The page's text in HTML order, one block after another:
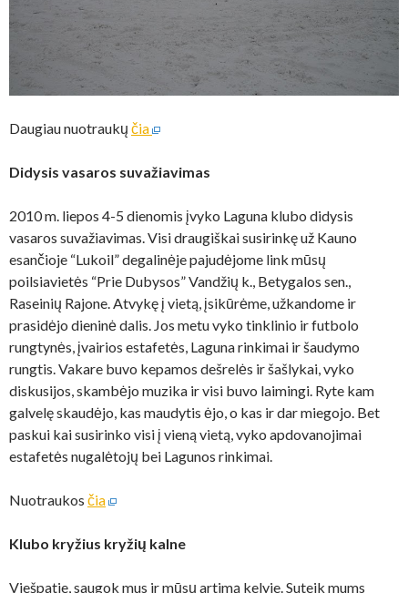
Daugiau nuotraukų čia
Didysis vasaros suvažiavimas
2010 m. liepos 4-5 dienomis įvyko Laguna klubo didysis
vasaros suvažiavimas. Visi draugiškai susirinkę už Kauno
esančioje “Lukoil” degalinėje pajudėjome link mūsų
poilsiavietės “Prie Dubysos” Vandžių k., Betygalos sen.,
Raseinių Rajone. Atvykę į vietą, įsikūrėme, užkandome ir
prasidėjo dieninė dalis. Jos metu vyko tinklinio ir futbolo
rungtynės, įvairios estafetės, Laguna rinkimai ir šaudymo
rungtis. Vakare buvo kepamos dešrelės ir šašlykai, vyko
diskusijos, skambėjo muzika ir visi buvo laimingi. Ryte kam
galvelę skaudėjo, kas maudytis ėjo, o kas ir dar miegojo. Bet
paskui kai susirinko visi į vieną vietą, vyko apdovanojimai
estafetės nugalėtojų bei Lagunos rinkimai.
Nuotraukos čia
Klubo kryžius kryžių kalne
Viešpatie, saugok mus ir mūsų artimą kelyje. Suteik mums